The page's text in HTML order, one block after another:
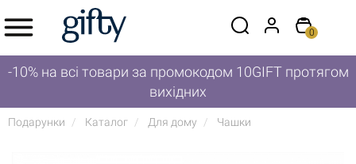
0
-10% на всі товари за промокодом 10GIFT протягом
вихідних
Подарунки Каталог Для дому Чашки